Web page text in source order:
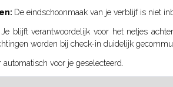
De eindschoonmaak van je verblijf is niet
Je blijft verantwoordelijk voor het netjes
worden bij check-in duidelijk
voor je geselecteerd.